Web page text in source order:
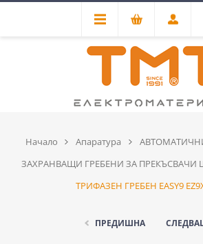
Начало Апаратура
ЗАХРАНВАЩИ ГРЕБЕНИ ЗА ПРЕКЪСВАЧИ
ТРИФАЗЕН ГРЕБЕН EASY9
ПРЕДИШНА